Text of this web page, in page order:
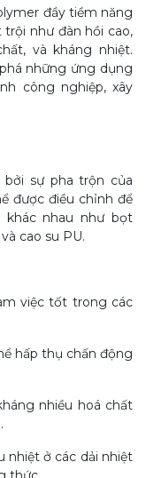
đầy tiềm năng
như đàn hồi cao,
và kháng nhiệt.
những ứng dụng
công nghiệp, xây
sự pha trộn của
được điều chỉnh để
nhau như bọt
cao su PU.
việc tốt trong các
hấp thụ chấn động
nhiều hoá chất
nhiệt ở các dải nhiệt